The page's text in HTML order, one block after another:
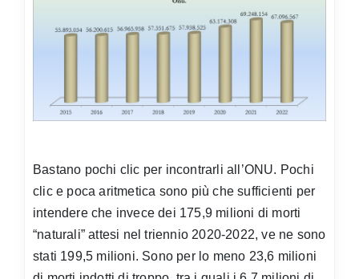
Bastano pochi clic per incontrarli all’ONU. Pochi
clic e poca aritmetica sono più che sufficienti per
intendere che invece dei 175,9 milioni di morti
“naturali” attesi nel triennio 2020-2022, ve ne sono
stati 199,5 milioni. Sono per lo meno 23,6 milioni